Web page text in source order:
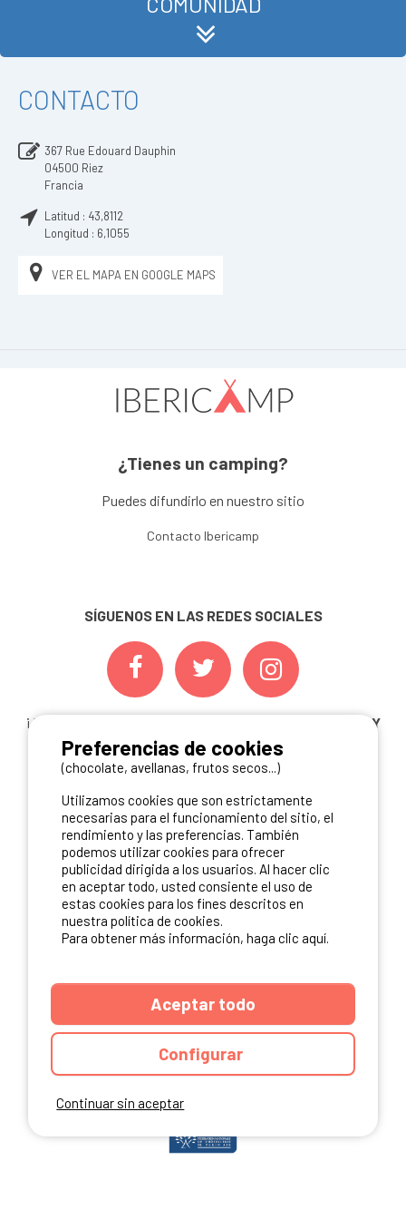
CONTACTO
367 Rue Edouard Dauphin
04500 Riez
Francia
Latitud : 43,8112
Longitud : 6,1055
VER EL MAPA EN GOOGLE MAPS
¿Tienes un camping?
Puedes difundirlo en nuestro sitio
Contacto Ibericamp
SÍGUENOS EN LAS REDES SOCIALES
¡ Y NO TE PIERDAS NUESTRAS
OFERTAS, CONCURSOS Y
NOVEDADESINSCRIBIÉNDOTE A NUESTRA
NEWSLETTER!
ME INSCRIBO
NUESTROS PARTNERS
Continuar sin aceptar
Preferencias de cookies
(chocolate, avellanas, frutos secos...)
Utilizamos cookies que son estrictamente
necesarias para el funcionamiento del sitio, el
rendimiento y las preferencias. También
podemos utilizar cookies para ofrecer
publicidad dirigida a los usuarios. Al hacer clic
en aceptar todo, usted consiente el uso de
estas cookies para los fines descritos en
nuestra política de cookies.
Para obtener más información, haga clic aquí.
Aceptar todo
Configurar